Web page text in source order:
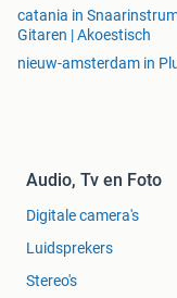
Volledig
Zij airbag(s)
Alarm klasse
Hill hold functie
Verkeersbord
catania in
Gitaren | Akoestisch
nieuw-amsterdam in
Audio, Tv en Foto
Digitale camera's
Luidsprekers
Stereo's